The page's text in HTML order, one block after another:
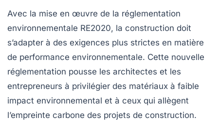
Avec la mise en œuvre de la réglementation
environnementale RE2020, la construction doit
s’adapter à des exigences plus strictes en matière
de performance environnementale. Cette nouvelle
réglementation pousse les architectes et les
entrepreneurs à privilégier des matériaux à faible
impact environnemental et à ceux qui allègent
l’empreinte carbone des projets de construction.